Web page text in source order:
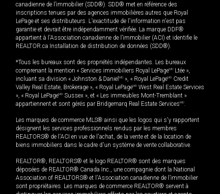
canadienne de l’immobilier (SDD®). SDD® met en référence des
inscriptions tenues par des agences immobilières autres que Royal
LePage et ses distributeurs. L'exactitude de l'information n'est pas
garantie et devrait être indépendamment vérifiée. La marque DDF®
appartient à l'Association canadienne de l’immobilier (ACI) et identifie le
REALTOR.ca Installation de distribution de données (SDD®).
*Tous les bureaux sont des propriétés indépendantes. Les bureaux
comprenant la mention « Services immobiliers Royal LePageMD Ltée »,
incluant sa division « Johnston & Daniel MD », « Royal LePageMD Credit
Valley Real Estate, Brokerage », « Royal LePageMD West Real Estate Services
», « Royal LePageMD Sussex », et « Les immeubles Mont-Tremblant »
appartiennent et sont gérés par Bridgemarq Real Estate ServicesMD.
Les marques de commerce MLS® ainsi que les logos qui s'y rapportent
désignent les services professionnels rendus par les membres
REALTORS® de l'ACI en vue de l'achat, de la vente et de la location de
biens immobiliers dans le cadre d'un système de vente collaborative.
REALTOR®, REALTORS® et le logo REALTOR® sont des marques
déposées de REALTOR® Canada Inc., une compagnie dont la National
Association of REALTORS® et l'Association canadienne de l’immobilier
sont propriétaires. Les marques de commerce REALTOR® servent à